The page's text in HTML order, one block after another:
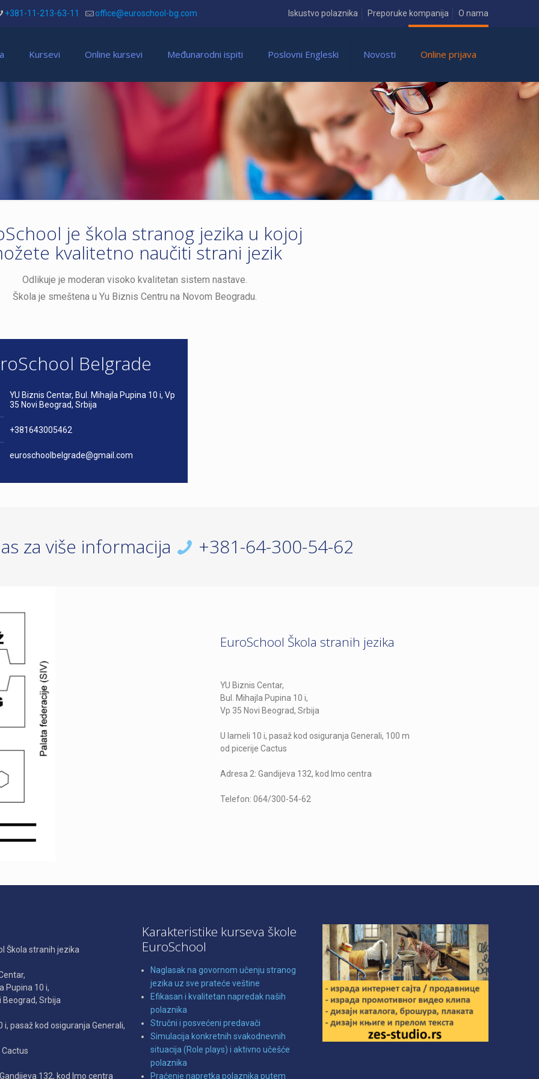
+381-11-213-63-11 office@euroschool-bg.com Iskustvo polaznika Preporuke kompanija O nama
Kursevi Online kursevi Međunarodni ispiti Poslovni Engleski Novosti Online prijava
je škola stranog jezika u kojoj
kvalitetno naučiti strani jezik
Odlikuje je moderan visoko kvalitetan sistem nastave.
Škola je smeštena u Yu Biznis Centru na Novom Beogradu.
Belgrade
YU Biznis Centar, Bul. Mihajla Pupina 10 i, Vp
35 Novi Beograd, Srbija
+381643005462
euroschoolbelgrade@gmail.com
za više informacija +381-64-300-54-62
EuroSchool Škola stranih jezika
YU Biznis Centar,
Bul. Mihajla Pupina 10 i,
Vp 35 Novi Beograd, Srbija
U lameli 10 i, pasaž kod osiguranja Generali, 100 m
od picerije Cactus
Adresa 2: Gandijeva 132, kod Imo centra
Telefon: 064/300-54-62
Škola stranih jezika
Pupina 10 i,
Beograd, Srbija
i, pasaž kod osiguranja Generali,
132, kod Imo centra
Karakteristike kurseva škole
EuroSchool
Naglasak na govornom učenju stranog
jezika uz sve prateće veštine
Efikasan i kvalitetan napredak naših
polaznika
Stručni i posvećeni predavači
Simulacija konkretnih svakodnevnih
situacija (Role plays) i aktivno učešće
polaznika
Praćenje napretka polaznika putem